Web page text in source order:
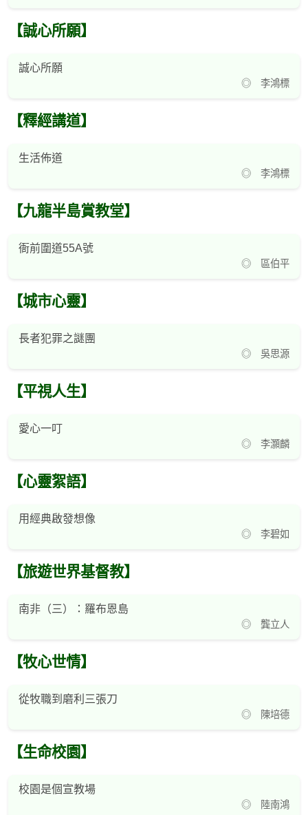
【誠心所願】
誠心所願
◎ 李鴻標
【釋經講道】
生活佈道
◎ 李鴻標
【九龍半島賞教堂】
衙前圍道55A號
◎ 區伯平
【城市心靈】
長者犯罪之謎團
◎ 吳思源
【平視人生】
愛心一叮
◎ 李灝麟
【心靈絮語】
用經典啟發想像
◎ 李碧如
【旅遊世界基督教】
南非（三）：羅布恩島
◎ 龔立人
【牧心世情】
從牧職到磨利三張刀
◎ 陳培德
【生命校園】
校園是個宣教場
◎ 陸南鴻